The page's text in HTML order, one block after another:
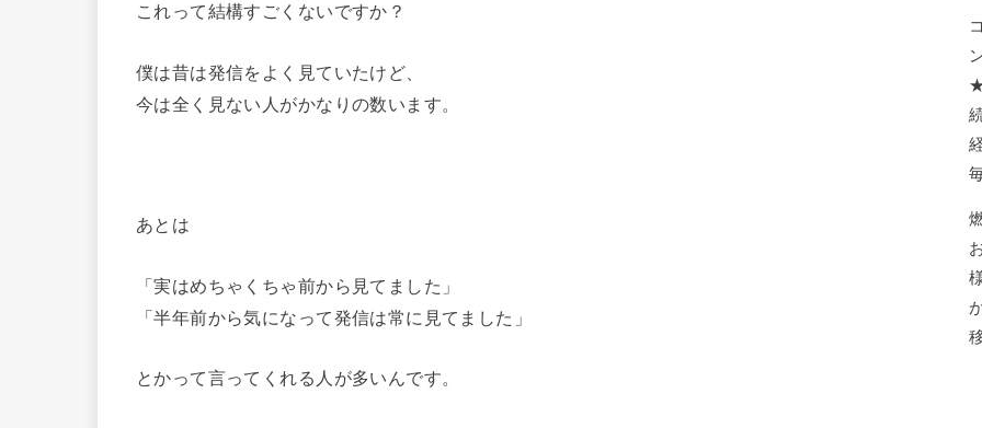
これって結構すごくないですか？
僕は昔は発信をよく見ていたけど、
今は全く見ない人がかなりの数います。
あとは
「実はめちゃくちゃ前から見てました」
「半年前から気になって発信は常に見てました」
とかって言ってくれる人が多いんです。